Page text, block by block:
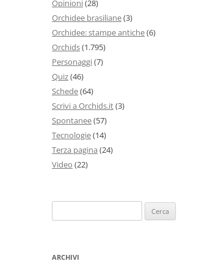
Opinioni(28)
Orchidee brasiliane(3)
Orchidee: stampe antiche(6)
Orchids(1.795)
Personaggi(7)
Quiz(46)
Schede(64)
Scrivi a Orchids.it(3)
Spontanee(57)
Tecnologie(14)
Terza pagina (24)
Video (22)
per:
ARCHIVI